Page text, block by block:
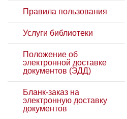
Правила пользования
Услуги библиотеки
Положение об
электронной доставке
документов (ЭДД)
Бланк-заказ на
электронную доставку
документов